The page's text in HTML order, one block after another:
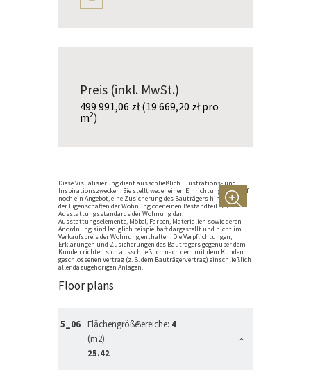
Preis (inkl. MwSt.)
499 991,06 zł(19 669,20 zł pro
m2)
Diese Visualisierung dient ausschließlich Illustrations- und
Inspirationszwecken. Sie stellt weder einen Einrichtungsentwurf
noch ein Angebot, eine Zusicherung des Bauträgers hinsichtlich
der Eigenschaften der Wohnung oder einen Bestandteil des
Ausstattungsstandards der Wohnung dar.
Ausstattungselemente, Möbel, Farben, Materialien sowie deren
Anordnung sind lediglich beispielhaft dargestellt und nicht im
Verkaufspreis der Wohnung enthalten. Die Verpflichtungen,
Erklärungen und Zusicherungen des Bauträgers gegenüber dem
Kunden richten sich ausschließlich nach dem mit dem Kunden
geschlossenen Vertrag (z. B. dem Bauträgervertrag) einschließlich
aller dazugehörigen Anlagen.
Floor plans
5_06 Flächengröße
(m2):
25.42
Bereiche: 4